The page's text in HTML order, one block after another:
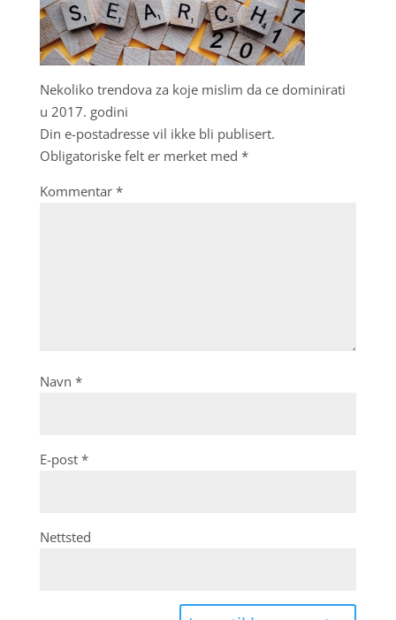
Nekoliko trendova za koje mislim da ce dominirati
u 2017. godini
Din e-postadresse vil ikke bli publisert.
Obligatoriske felt er merket med *
Kommentar *
Navn *
E-post *
Nettsted